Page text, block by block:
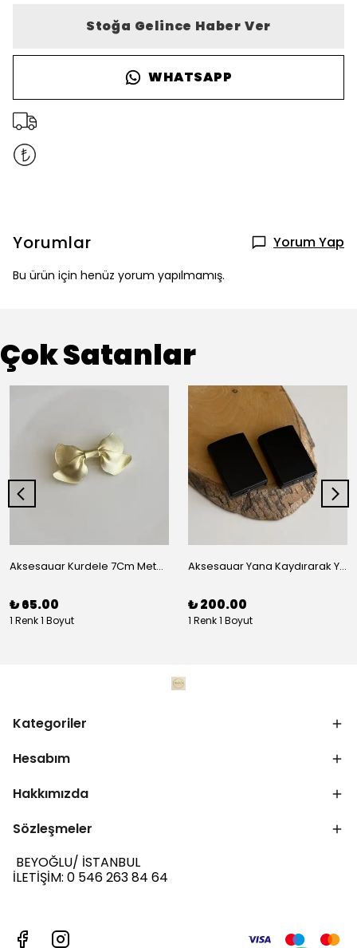
Stoğa Gelince Haber Ver
WHATSAPP
Yorumlar Yorum Yap
Bu ürün için henüz yorum yapılmamış.
Çok Satanlar
Aksesauar Kurdele 7Cm Metal Pens Toka
₺ 65.00
1 Renk 1 Boyut
Aksesauar Yana Kaydırarak Yanmalı Kum Siyah Çakmak
₺ 200.00
1 Renk 1 Boyut
Kategoriler
Hesabım
Hakkımızda
Sözleşmeler
BEYOĞLU/ İSTANBUL
İLETİŞİM: 0 546 263 84 64